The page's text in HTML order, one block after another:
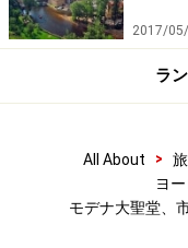
手前がモデナ大聖堂
尖塔だけがゴシック
レ。鐘楼）で、「
大聖堂と同じくラ
2017/
ラ
All About >
ヨ
モデナ大聖堂、